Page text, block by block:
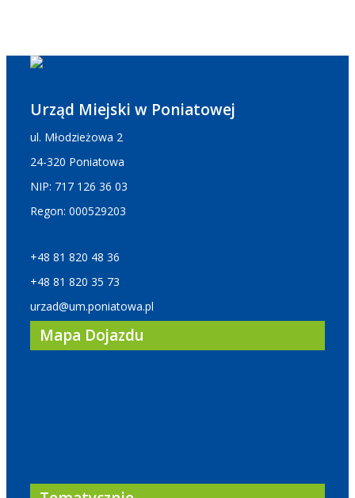
Urząd Miejski w Poniatowej
ul. Młodzieżowa 2
24-320 Poniatowa
NIP: 717 126 36 03
Regon: 000529203
+48 81 820 48 36
+48 81 820 35 73
urzad@um.poniatowa.pl
Mapa Dojazdu